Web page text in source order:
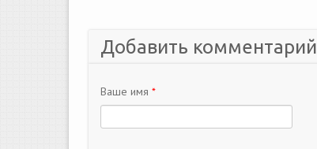
Добавить комментарий
Ваше имя *